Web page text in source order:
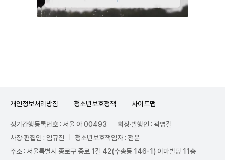
개인정보처리방침 청소년보호정책 사이트맵
정기간행등록번호 : 서울 아 00493
회장·발행인 : 곽영길
사장·편집인 : 임규진
청소년보호책임자 : 전운
주소 : 서울특별시 종로구 종로 1길 42(수송동 146-1) 이마빌딩 11층